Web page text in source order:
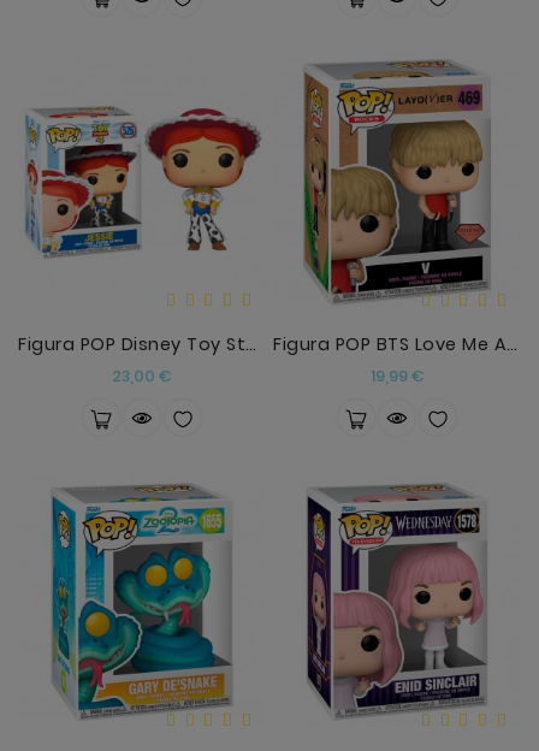
Figura POP Disney Toy Story 4 Jessie
23,00 €
Figura POP BTS Love Me Again V
19,99 €Precio